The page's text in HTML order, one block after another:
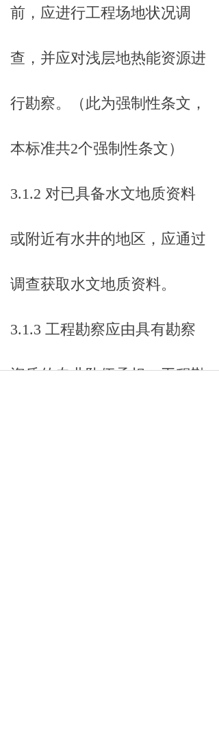
前，应进行工程场地状况调
查，并应对浅层地热能资源进
行勘察。（此为强制性条文，
本标准共2个强制性条文）
3.1.2 对已具备水文地质资料
或附近有水井的地区，应通过
调查获取水文地质资料。
3.1.3 工程勘察应由具有勘察
资质的专业队伍承担。工程勘